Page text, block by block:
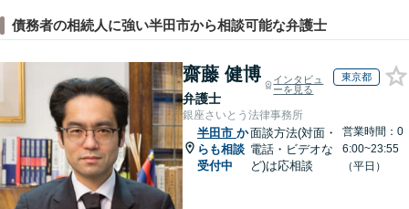
債務者の相続人に強い半田市から相談可能な弁護士
齋藤 健博
弁護士
インタビュ
ーを見る
東京都
銀座さいとう法律事務所
半田市 か
らも相談
受付中
面談方法(対面・
電話・ビデオな
ど)は応相談
営業時間：0
6:00~23:55
（平日）